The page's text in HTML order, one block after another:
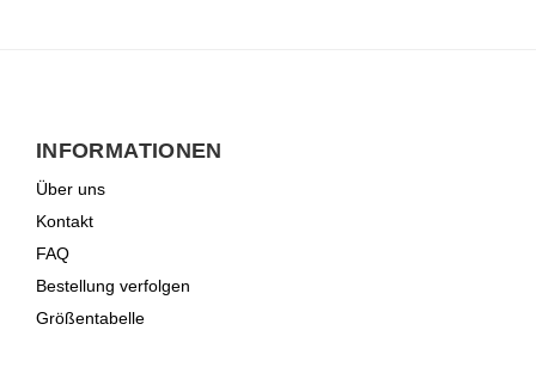
INFORMATIONEN
Über uns
Kontakt
FAQ
Bestellung verfolgen
Größentabelle